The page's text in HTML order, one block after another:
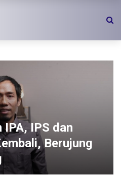
IPA, IPS dan
Berujung